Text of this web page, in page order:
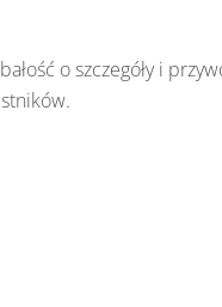
o szczegóły i